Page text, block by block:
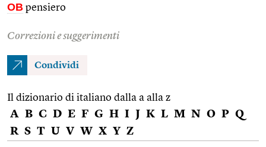
OB pensiero
Correzioni e suggerimenti
Condividi
Il dizionario di italiano dalla a alla z
A B C D E F G H I J K L M N O P Q
R S T U V W X Y Z